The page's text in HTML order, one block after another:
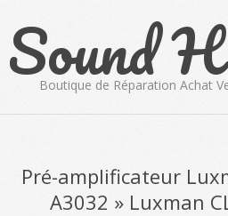
content
Sound
Boutique de Réparation Achat
MenuPré-amplificateur
A3032 » Luxman